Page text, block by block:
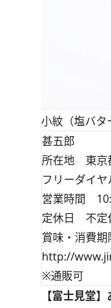
小紋（塩バ
甚五郎
所在地 東京
フリーダイ
営業時間
定休日 不定
賞味・消費
http://
※通販可
【富士見堂